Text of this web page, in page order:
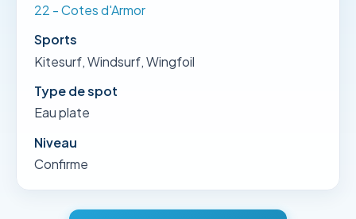
22 - Cotes d'Armor
Sports
Kitesurf, Windsurf, Wingfoil
Type de spot
Eau plate
Niveau
Confirme